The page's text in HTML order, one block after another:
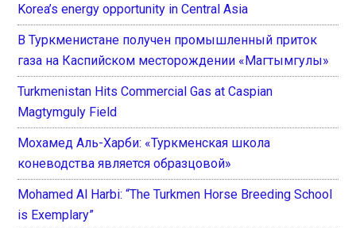
Korea’s energy opportunity in Central Asia
В Туркменистане получен промышленный приток
газа на Каспийском месторождении «Магтымгулы»
Turkmenistan Hits Commercial Gas at Caspian
Magtymguly Field
Мохамед Аль-Харби: «Туркменская школа
коневодства является образцовой»
Mohamed Al Harbi: “The Turkmen Horse Breeding School
is Exemplary”